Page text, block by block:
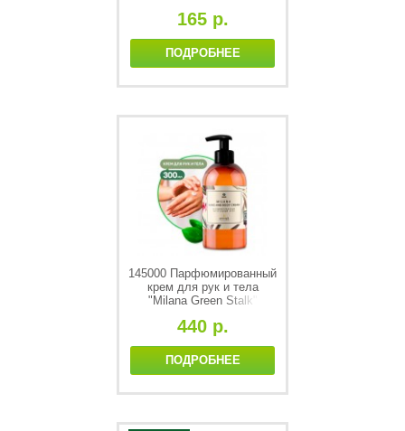
165 р.
ПОДРОБНЕЕ
145000 Парфюмированный
крем для рук и тела
"Milana Green Stalk"
440 р.
ПОДРОБНЕЕ